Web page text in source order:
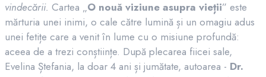
vindecării. Cartea „O nouă viziune asupra vieții” este
mărturia unei inimi, o cale către lumină și un omagiu adus
unei fetițe care a venit în lume cu o misiune profundă:
aceea de a trezi conștiințe. După plecarea fiicei sale,
Evelina Ștefania, la doar 4 ani și jumătate, autoarea - Dr.